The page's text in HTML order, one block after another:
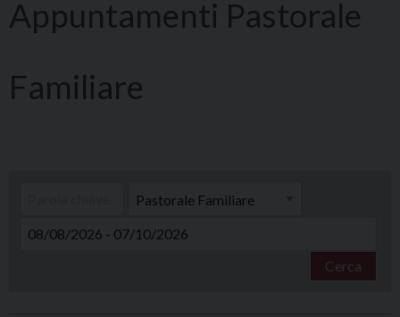
Pastorale
Familiare
Cerca